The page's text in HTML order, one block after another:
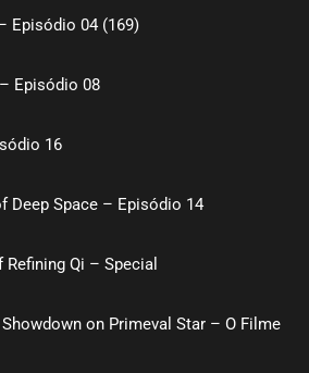
Episódio 04 (169)
Episódio 08
16
Deep Space – Episódio 14
Refining Qi – Special
on Primeval Star – O Filme